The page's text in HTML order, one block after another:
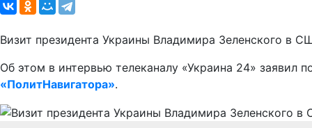
Визит президента Украины Владимира Зеленского в
Об этом в интервью телеканалу «Украина 24»
«ПолитНавигатора».